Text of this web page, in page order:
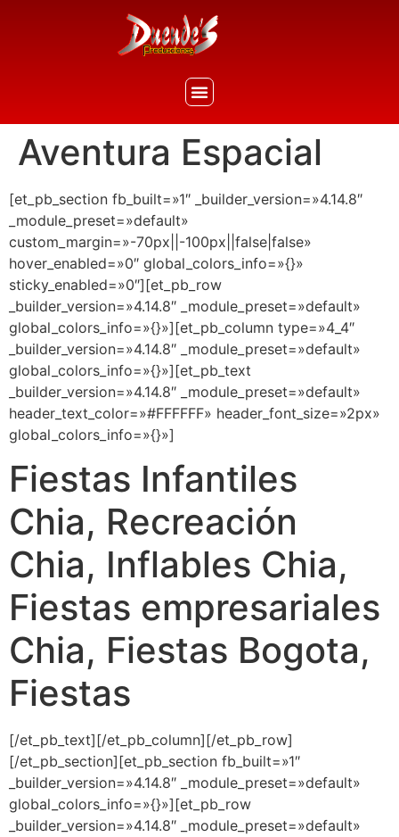
Aventura Espacial
[et_pb_section fb_built=»1″ _builder_version=»4.14.8″
_module_preset=»default»
custom_margin=»-70px||-100px||false|false»
hover_enabled=»0″ global_colors_info=»{}»
sticky_enabled=»0″][et_pb_row
_builder_version=»4.14.8″ _module_preset=»default»
global_colors_info=»{}»][et_pb_column type=»4_4″
_builder_version=»4.14.8″ _module_preset=»default»
global_colors_info=»{}»][et_pb_text
_builder_version=»4.14.8″ _module_preset=»default»
header_text_color=»#FFFFFF» header_font_size=»2px»
global_colors_info=»{}»]
Fiestas Infantiles
Chia, Recreación
Chia, Inflables Chia,
Fiestas empresariales
Chia, Fiestas Bogota,
Fiestas
[/et_pb_text][/et_pb_column][/et_pb_row]
[/et_pb_section][et_pb_section fb_built=»1″
_builder_version=»4.14.8″ _module_preset=»default»
global_colors_info=»{}»][et_pb_row
_builder_version=»4.14.8″ _module_preset=»default»